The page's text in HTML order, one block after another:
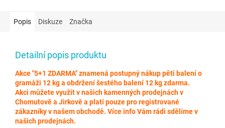
Popis Diskuze Značka
Detailní popis produktu
Akce "5+1 ZDARMA" znamená postupný nákup pěti balení o
gramáži 12 kg a obdržení šestého balení 12 kg zdarma.
Akci můžete využít v našich kamenných prodejnách v
Chomutově a Jirkově a platí pouze pro registrované
zákazníky v našem obchodě. Více info Vám rádi sdělíme v
našich prodejnách.